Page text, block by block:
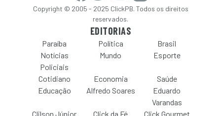
Copyright © 2005 - 2025 ClickPB. Todos os direitos
reservados.
EDITORIAS
Paraíba Política
Brasil
Notícias
Policiais
Mundo Esporte
Cotidiano Economia
Saúde
Educação
Alfredo Soares
Eduardo
Varandas
Clilson Júnior
Click da Fé Click Gourmet